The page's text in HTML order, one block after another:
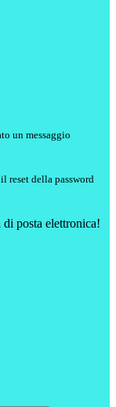
un messaggio
reset della password
posta elettronica!